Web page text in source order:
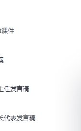
的老
注册送
提示空
需要的
使用